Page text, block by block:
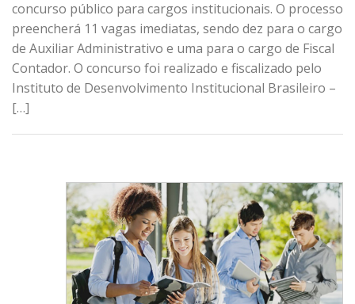
concurso público para cargos institucionais. O processo
preencherá 11 vagas imediatas, sendo dez para o cargo
de Auxiliar Administrativo e uma para o cargo de Fiscal
Contador. O concurso foi realizado e fiscalizado pelo
Instituto de Desenvolvimento Institucional Brasileiro –
[…]